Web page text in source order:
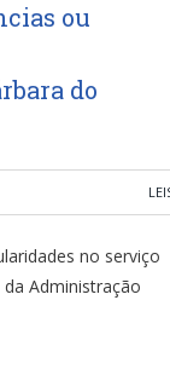
ou
do
no serviço
Administração